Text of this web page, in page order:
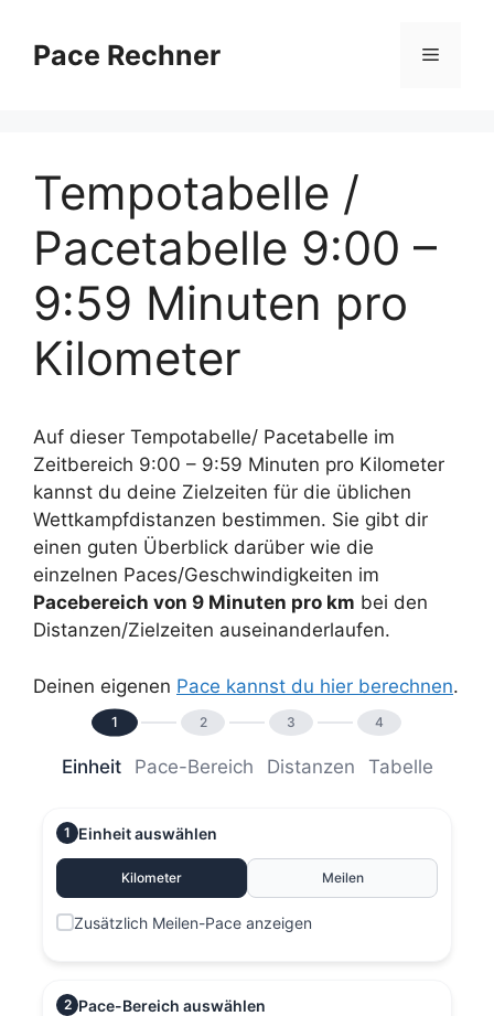
Inhalt
springen
Pace Rechner Menü
Tempotabelle /
Pacetabelle 9:00 –
9:59 Minuten pro
Kilometer
Auf dieser Tempotabelle/ Pacetabelle im
Zeitbereich 9:00 – 9:59 Minuten pro Kilometer
kannst du deine Zielzeiten für die üblichen
Wettkampfdistanzen bestimmen. Sie gibt dir
einen guten Überblick darüber wie die
einzelnen Paces/Geschwindigkeiten im
Pacebereich von 9 Minuten pro km bei den
Distanzen/Zielzeiten auseinanderlaufen.
Deinen eigenen Pace kannst du hier berechnen.
1 2 3 4
Einheit Pace-Bereich Distanzen Tabelle
1 Einheit auswählen
Kilometer Meilen
Zusätzlich Meilen-Pace anzeigen
2 Pace-Bereich auswählen